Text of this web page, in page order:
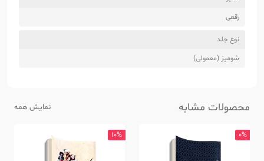
رقعی
نوع جلد
شومیز (معمولی)
محصولات مشابه نمایش همه
0%
10%